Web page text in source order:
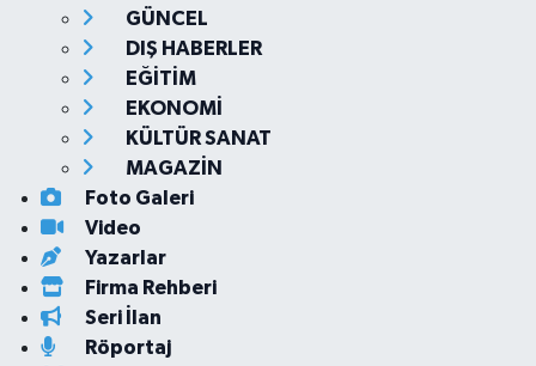
GÜNCEL
DIŞ HABERLER
EĞİTİM
EKONOMİ
KÜLTÜR SANAT
MAGAZİN
Foto Galeri
Video
Yazarlar
Firma Rehberi
Seri İlan
Röportaj